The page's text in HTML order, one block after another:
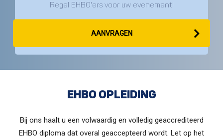
Regel EHBO'ers voor uw evenement!
AANVRAGEN
EHBO OPLEIDING
Bij ons haalt u een volwaardig en volledig geaccrediteerd
EHBO diploma dat overal geaccepteerd wordt. Let op het